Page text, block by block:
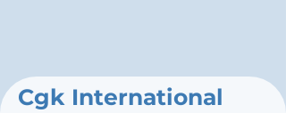
Cgk International